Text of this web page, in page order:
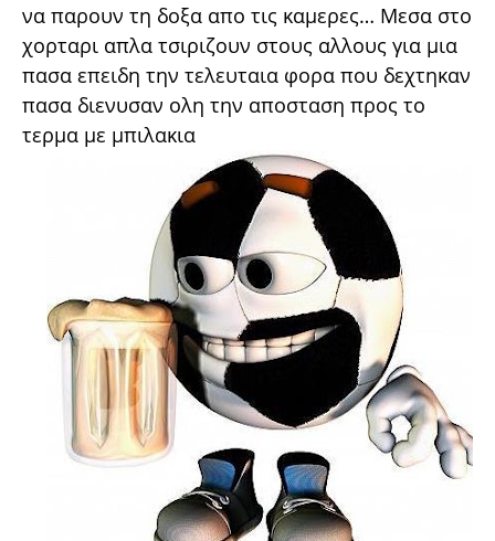
να παρουν τη δοξα απο τις καμερες… Μεσα στο
χορταρι απλα τσιριζουν στους αλλους για μια
πασα επειδη την τελευταια φορα που δεχτηκαν
πασα διενυσαν ολη την αποσταση προς το
τερμα με μπιλακια